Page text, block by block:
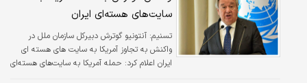
سایت‌های هسته‌ای ایران
تسنیم: آنتونیو گوترش دبیرکل سازمان ملل در
واکنش به تجاوز آمریکا به سایت های هسته ای
ایران اعلام کرد: حمله آمریکا به سایت‌های هسته‌ای